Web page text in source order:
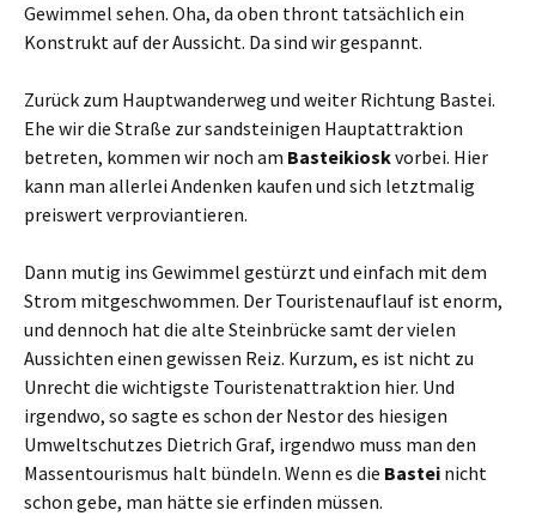
Gewimmel sehen. Oha, da oben thront tatsächlich ein
Konstrukt auf der Aussicht. Da sind wir gespannt.
Zurück zum Hauptwanderweg und weiter Richtung Bastei.
Ehe wir die Straße zur sandsteinigen Hauptattraktion
betreten, kommen wir noch am Basteikioskvorbei. Hier
kann man allerlei Andenken kaufen und sich letztmalig
preiswert verproviantieren.
Dann mutig ins Gewimmel gestürzt und einfach mit dem
Strom mitgeschwommen. Der Touristenauflauf ist enorm,
und dennoch hat die alte Steinbrücke samt der vielen
Aussichten einen gewissen Reiz. Kurzum, es ist nicht zu
Unrecht die wichtigste Touristenattraktion hier. Und
irgendwo, so sagte es schon der Nestor des hiesigen
Umweltschutzes Dietrich Graf, irgendwo muss man den
Massentourismus halt bündeln. Wenn es die Bastei nicht
schon gebe, man hätte sie erfinden müssen.